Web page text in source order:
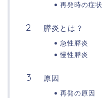
再発時の症状
膵炎とは？
急性膵炎
慢性膵炎
原因
再発の原因